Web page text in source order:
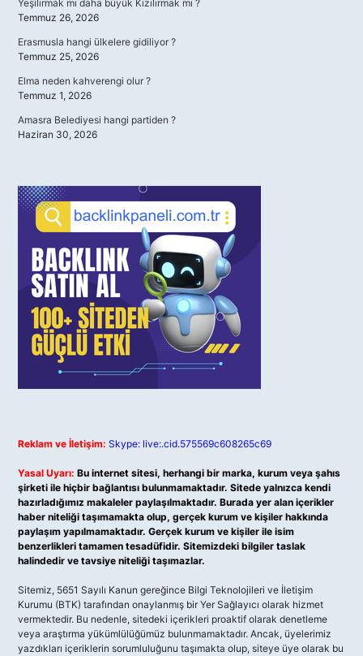
Yeşilırmak mı daha büyük Kızılırmak mı ?
Temmuz 26, 2026
Erasmusla hangi ülkelere gidiliyor ?
Temmuz 25, 2026
Elma neden kahverengi olur ?
Temmuz 1, 2026
Amasra Belediyesi hangi partiden ?
Haziran 30, 2026
Reklam ve İletişim: Skype: live:.cid.575569c608265c69
Yasal Uyarı: Bu internet sitesi, herhangi bir marka, kurum veya şahıs
şirketi ile hiçbir bağlantısı bulunmamaktadır. Sitede yalnızca kendi
hazırladığımız makaleler paylaşılmaktadır. Burada yer alan içerikler
haber niteliği taşımamakta olup, gerçek kurum ve kişiler hakkında
paylaşım yapılmamaktadır. Gerçek kurum ve kişiler ile isim
benzerlikleri tamamen tesadüfidir. Sitemizdeki bilgiler taslak
halindedir ve tavsiye niteliği taşımazlar.
Sitemiz, 5651 Sayılı Kanun gereğince Bilgi Teknolojileri ve İletişim
Kurumu (BTK) tarafından onaylanmış bir Yer Sağlayıcı olarak hizmet
vermektedir. Bu nedenle, sitedeki içerikleri proaktif olarak denetleme
veya araştırma yükümlülüğümüz bulunmamaktadır. Ancak, üyelerimiz
yazdıkları içeriklerin sorumluluğunu taşımakta olup, siteye üye olarak bu